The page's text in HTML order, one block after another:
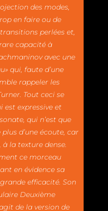
des modes,
en faire ou de
perlées et,
capacité à
avec une
qui, faute d’une
rappeler les
Tout ceci se
est expressive et
qui n’est que
d’une écoute, car
à la texture dense.
ce morceau
en évidence sa
efficacité. Son
Deuxième
de la version de